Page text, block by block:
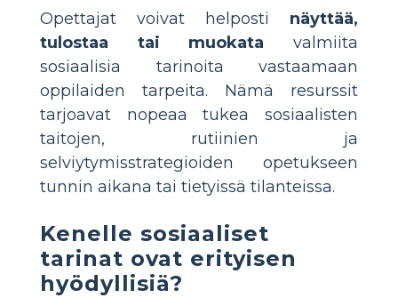
Opettajat voivat helposti näyttää,
tulostaa tai muokata valmiita
sosiaalisia tarinoita vastaamaan
oppilaiden tarpeita. Nämä resurssit
tarjoavat nopeaa tukea sosiaalisten
taitojen, rutiinien ja
selviytymisstrategioiden opetukseen
tunnin aikana tai tietyissä tilanteissa.
Kenelle sosiaaliset
tarinat ovat erityisen
hyödyllisiä?